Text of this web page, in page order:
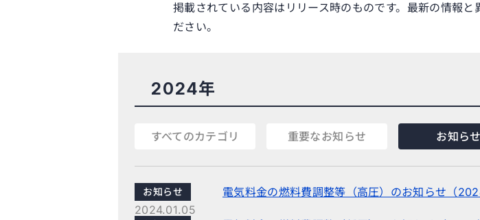
掲載されている内容はリリース時のものです。最新の情報
ださい。
2024年
すべてのカテゴリ 重要なお知らせ お知らせ
お知らせ
2024.01.05
電気料金の燃料費調整等（高圧）のお知らせ（